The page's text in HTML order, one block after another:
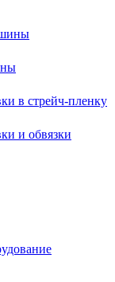
в стрейч-пленку
и обвязки